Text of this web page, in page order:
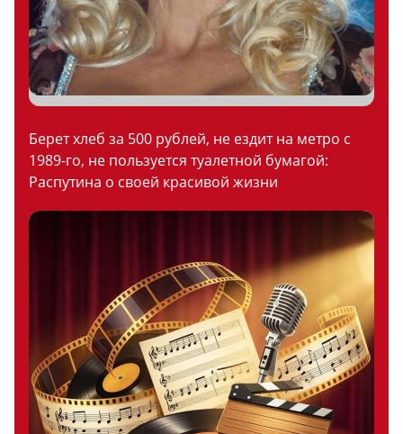
Берет хлеб за 500 рублей, не ездит на метро с
1989-го, не пользуется туалетной бумагой:
Распутина о своей красивой жизни